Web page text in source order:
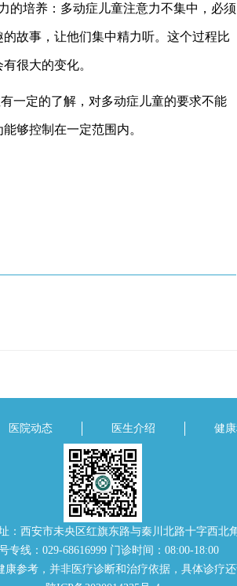
培养：多动症儿童注意力不集中，必须
故事，让他们集中精力听。这个过程比
很大的变化。
定的了解，对多动症儿童的要求不能
够控制在一定范围内。
医院动态 医生介绍 健
：西安市未央区红旗东路与秦川北路十字西北
专线：029-68616999 门诊时间：08:00-18:00
参考，并非医疗诊断和治疗依据，具体诊疗还